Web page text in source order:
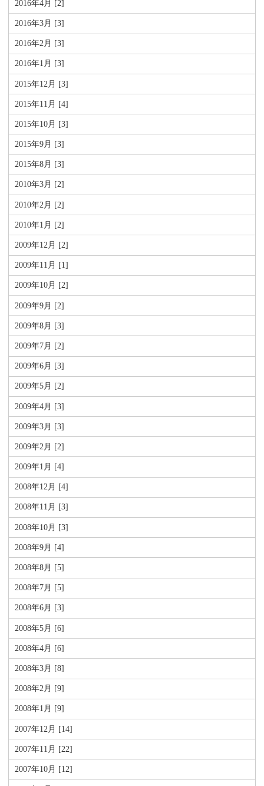
2016年4月 [2]
2016年3月 [3]
2016年2月 [3]
2016年1月 [3]
2015年12月 [3]
2015年11月 [4]
2015年10月 [3]
2015年9月 [3]
2015年8月 [3]
2010年3月 [2]
2010年2月 [2]
2010年1月 [2]
2009年12月 [2]
2009年11月 [1]
2009年10月 [2]
2009年9月 [2]
2009年8月 [3]
2009年7月 [2]
2009年6月 [3]
2009年5月 [2]
2009年4月 [3]
2009年3月 [3]
2009年2月 [2]
2009年1月 [4]
2008年12月 [4]
2008年11月 [3]
2008年10月 [3]
2008年9月 [4]
2008年8月 [5]
2008年7月 [5]
2008年6月 [3]
2008年5月 [6]
2008年4月 [6]
2008年3月 [8]
2008年2月 [9]
2008年1月 [9]
2007年12月 [14]
2007年11月 [22]
2007年10月 [12]